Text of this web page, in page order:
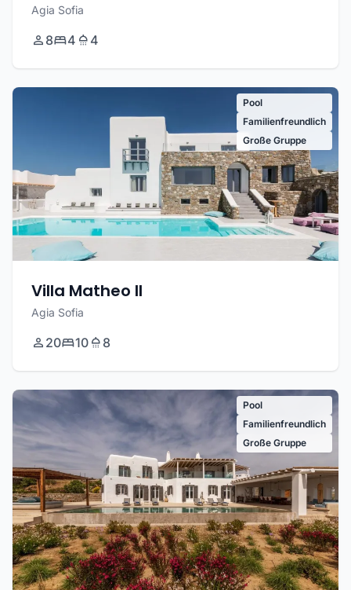
Agia Sofia
8 4 4
Pool
Familienfreundlich
Große Gruppe
Villa Matheo II
Agia Sofia
20 10 8
Pool
Familienfreundlich
Große Gruppe